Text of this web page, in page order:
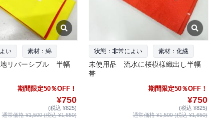
い 素材：綿
リバーシブル 半幅
期間限定50％OFF！
¥750
(税込 ¥825)
通常価格 ¥1,500 (税込 ¥1,650)
状態：非常によい 素材：化繊
未使用品 流水に桜模様織出し半幅
帯
期間限定50％OFF！
¥750
(税込 ¥825)
通常価格 ¥1,500 (税込 ¥1,650)